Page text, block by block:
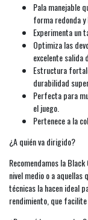
Pala manejable
forma redonda y
Experimenta un
Optimiza las
excelente salida
Estructura
durabilidad
Perfecta para
el juego.
Pertenece a la
¿A quién va dirigido?
Recomendamos la
nivel medio o a aquellas
técnicas la hacen ideal
rendimiento, que